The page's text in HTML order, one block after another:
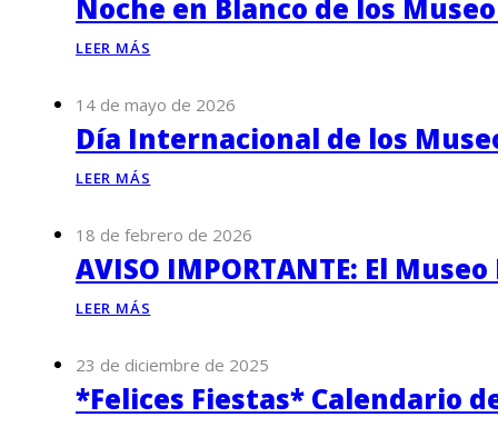
Noche en Blanco de los
LEER MÁS
14 de mayo de 2026
Día Internacional de los
LEER MÁS
18 de febrero de 2026
AVISO IMPORTANTE: El
LEER MÁS
23 de diciembre de 2025
*Felices Fiestas* Calendario